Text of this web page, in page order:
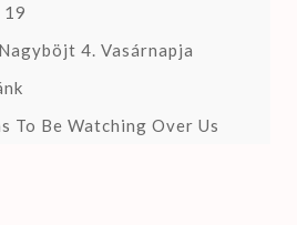
4. Vasárnapja
To Be Watching Over Us